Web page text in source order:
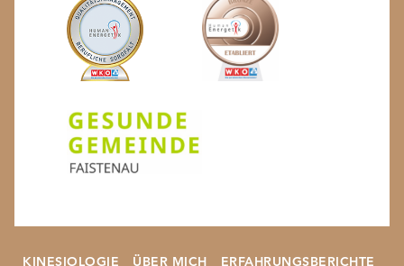
KINESIOLOGIE ÜBER MICH ERFAHRUNGSBERICHTE